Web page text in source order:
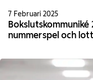
7 Februari 2025
nummerspel och